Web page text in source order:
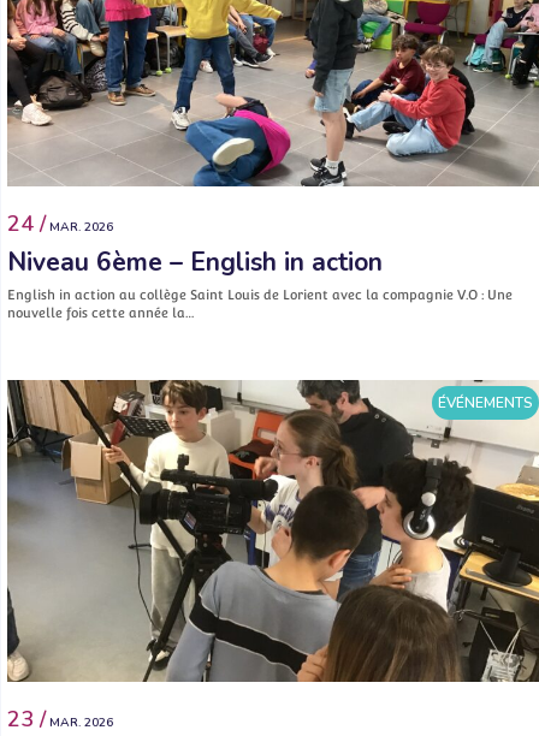
24 / MAR. 2026
Niveau 6ème – English in action
English in action au collège Saint Louis de Lorient avec la compagnie V.O : Une
nouvelle fois cette année la…
ÉVÉNEMENTS
23 / MAR. 2026